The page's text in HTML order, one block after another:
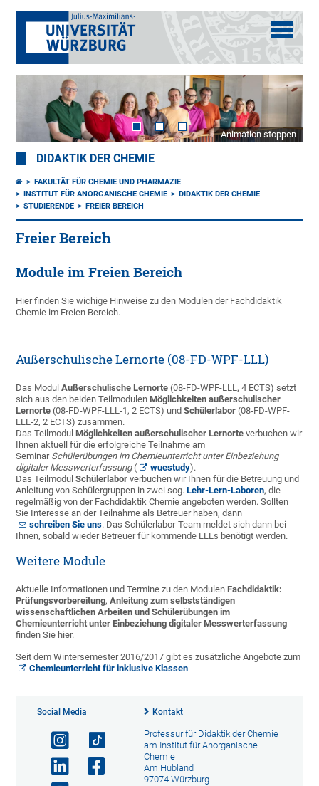
Animation stoppen
DIDAKTIK DER CHEMIE
FAKULTÄT FÜR CHEMIE UND PHARMAZIE
INSTITUT FÜR ANORGANISCHE CHEMIE
DIDAKTIK DER CHEMIE
STUDIERENDE
FREIER BEREICH
Freier Bereich
Module im Freien Bereich
Hier finden Sie wichige Hinweise zu den Modulen der Fachdidaktik
Chemie im Freien Bereich.
Außerschulische Lernorte (08-FD-WPF-LLL)
Das ModulAußerschulische Lernorte (08-FD-WPF-LLL, 4 ECTS) setzt
sich aus den beiden TeilmodulenMöglichkeiten außerschulischer
Lernorte (08-FD-WPF-LLL-1, 2 ECTS) undSchülerlabor (08-FD-WPF-
LLL-2, 2 ECTS) zusammen.
Das Teilmodul Möglichkeiten außerschulischer Lernorteverbuchen wir
Ihnen aktuell für die erfolgreiche Teilnahme am
SeminarSchülerübungen im Chemieunterricht unter Einbeziehung
digitaler Messwerterfassung( wuestudy).
Das TeilmodulSchülerlaborverbuchen wir Ihnen für die Betreuung und
Anleitung von Schülergruppen in zwei sog.Lehr-Lern-Laboren, die
regelmäßig von der Fachdidaktik Chemie angeboten werden. Sollten
Sie Interesse an der Teilnahme als Betreuer haben, dann
schreiben Sie uns. Das Schülerlabor-Team meldet sich dann bei
Ihnen, sobald wieder Betreuer für kommende LLLs benötigt werden.
Weitere Module
Aktuelle Informationen und Termine zu den ModulenFachdidaktik:
Prüfungsvorbereitung,Anleitung zum selbstständigen
wissenschaftlichen Arbeiten und Schülerübungen im
Chemieunterricht unter Einbeziehung digitaler Messwerterfassung
finden Sie hier.
Seit dem Wintersemester 2016/2017 gibt es zusätzliche Angebote zum
Chemieunterricht für inklusive Klassen
Social Media Kontakt
Professur für Didaktik der Chemie
am Institut für Anorganische
Chemie
Am Hubland
97074 Würzburg